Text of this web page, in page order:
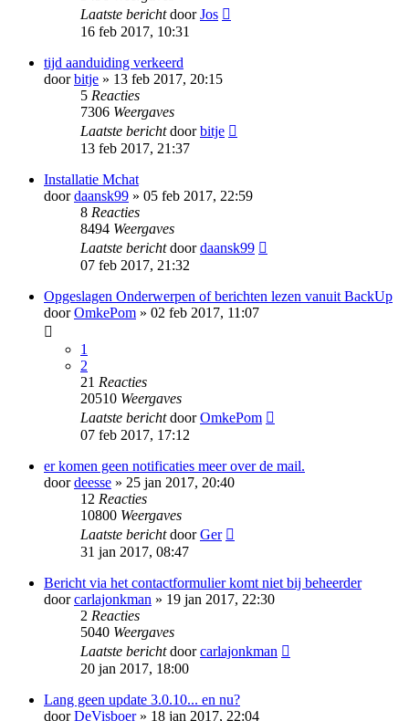
Laatste berichtdoorJos
16 feb 2017, 10:31
tijd aanduiding verkeerd
doorbitje » 13 feb 2017, 20:15
5 Reacties
7306 Weergaves
Laatste berichtdoorbitje
13 feb 2017, 21:37
Installatie Mchat
doordaansk99 » 05 feb 2017, 22:59
8 Reacties
8494 Weergaves
Laatste berichtdoordaansk99
07 feb 2017, 21:32
Opgeslagen Onderwerpen of berichten lezen vanuit BackUp
doorOmkePom » 02 feb 2017, 11:07
1
2
21 Reacties
20510 Weergaves
Laatste berichtdoorOmkePom
07 feb 2017, 17:12
er komen geen notificaties meer over de mail.
doordeesse » 25 jan 2017, 20:40
12 Reacties
10800 Weergaves
Laatste berichtdoorGer
31 jan 2017, 08:47
Bericht via het contactformulier komt niet bij beheerder
doorcarlajonkman » 19 jan 2017, 22:30
2 Reacties
5040 Weergaves
Laatste berichtdoorcarlajonkman
20 jan 2017, 18:00
Lang geen update 3.0.10... en nu?
doorDeVisboer» 18 jan 2017, 22:04